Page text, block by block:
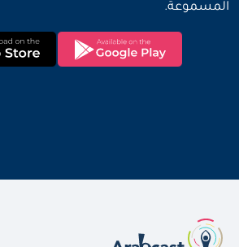
المسموعة.